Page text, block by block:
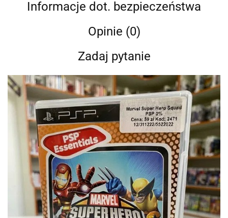
Informacje dot. bezpieczeństwa
Opinie (0)
Zadaj pytanie